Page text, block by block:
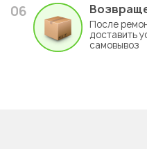
06
После
доставить
самовывоз